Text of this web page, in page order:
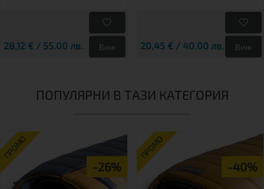
28,12 € / 55.00 лв. Виж 20,45 € / 40.00 лв. Виж
ПОПУЛЯРНИ В ТАЗИ КАТЕГОРИЯ
ПРОМО
-26%
ПРОМО
-40%